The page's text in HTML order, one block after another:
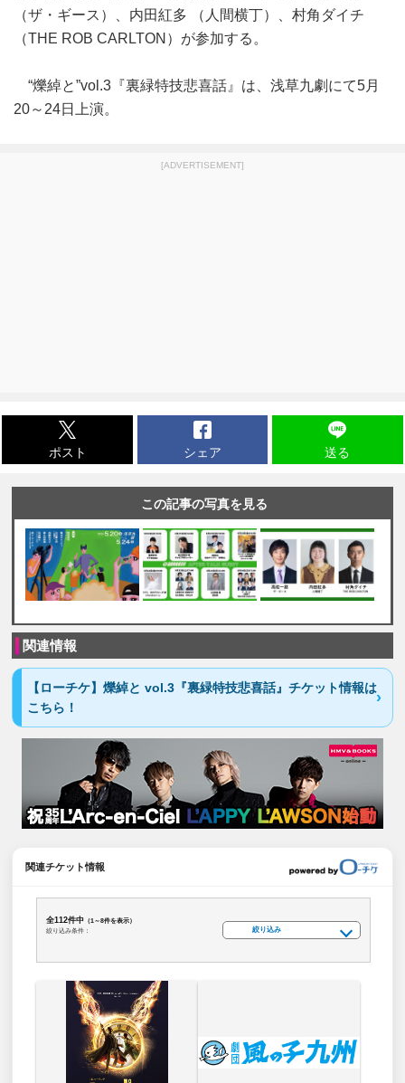
（ザ・ギース）、内田紅多 （人間横丁）、村角ダイチ
（THE ROB CARLTON）が参加する。
“爍綽と”vol.3『裏緑特技悲喜話』は、浅草九劇にて5月
20～24日上演。
[ADVERTISEMENT]
ポスト シェア 送る
この記事の写真を見る
関連情報
【ローチケ】爍綽と vol.3『裏緑特技悲喜話』チケット情報は
こちら！
関連チケット情報
全112件中 （1～8件を表示）
絞り込み条件：
絞り込み